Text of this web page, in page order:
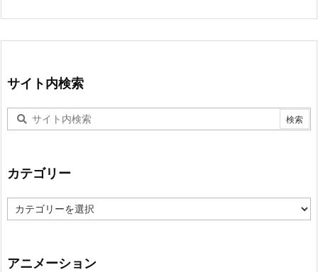
サイト内検索
カテゴリー
テ
ー
アニメーション